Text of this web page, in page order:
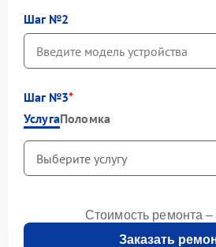
Шаг №2
Шаг №3
УслугаПоломка
Заказать
Стоимость ремонта –